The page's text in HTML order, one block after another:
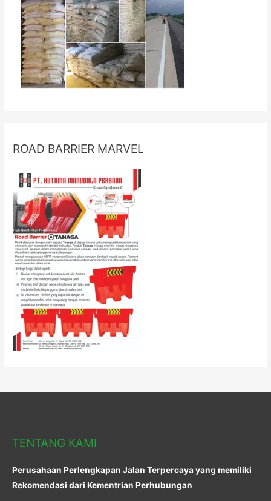
ROAD BARRIER MARVEL
TENTANG KAMI
Perusahaan Perlengkapan Jalan Terpercaya yang memiliki
Rekomendasi dari Kementrian Perhubungan